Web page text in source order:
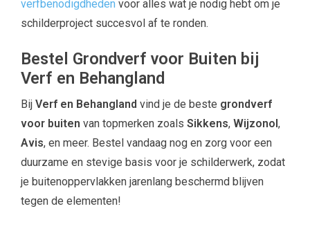
verfbenodigdheden voor alles wat je nodig hebt om je
schilderproject succesvol af te ronden.
Bestel Grondverf voor Buiten bij
Verf en Behangland
Bij Verf en Behangland vind je de beste grondverf
voor buiten van topmerken zoals Sikkens, Wijzonol ,
Avis, en meer. Bestel vandaag nog en zorg voor een
duurzame en stevige basis voor je schilderwerk, zodat
je buitenoppervlakken jarenlang beschermd blijven
tegen de elementen!